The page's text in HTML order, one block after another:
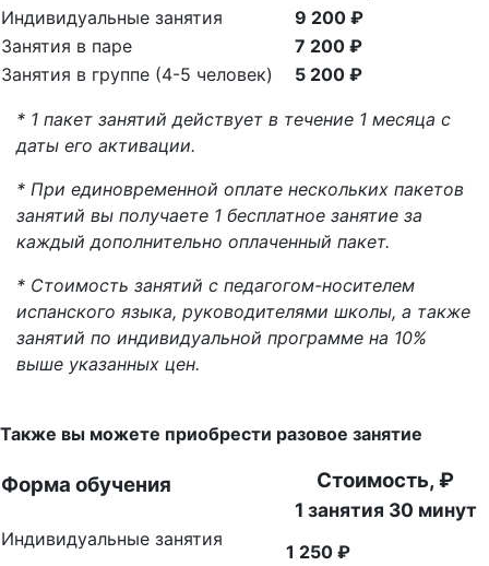
Индивидуальные занятия
9 200 ₽
Занятия в паре
7 200 ₽
Занятия в группе (4-5 человек)
5 200 ₽
* 1 пакет занятий действует в течение 1 месяца с
даты его активации.
* При единовременной оплате нескольких пакетов
занятий вы получаете 1 бесплатное занятие за
каждый дополнительно оплаченный пакет.
* Стоимость занятий с педагогом-носителем
испанского языка, руководителями школы, а также
занятий по индивидуальной программе на 10%
выше указанных цен.
Также вы можете приобрести разовое занятие
Форма обучения Стоимость, ₽
1 занятия 30 минут
Индивидуальные занятия
1 250 ₽